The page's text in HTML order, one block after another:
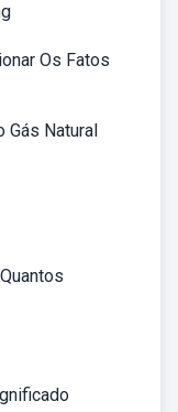
Os Fatos
Gás Natural